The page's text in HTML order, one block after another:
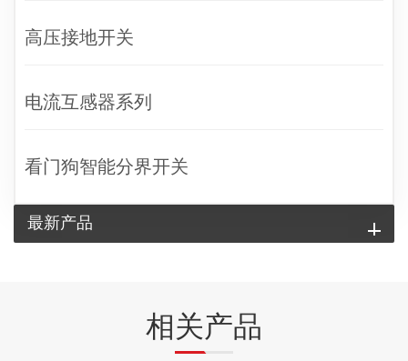
高压接地开关
电流互感器系列
看门狗智能分界开关
最新产品
相关产品